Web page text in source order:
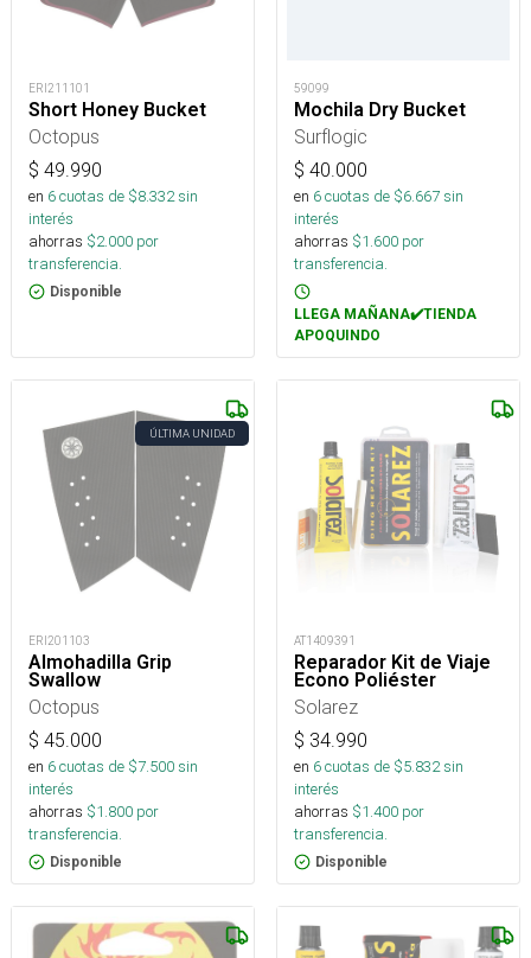
ERI211101
Short Honey Bucket
Octopus
$ 49.990
en 6cuotas de $8.332sin
interés
ahorras $2.000 por
transferencia.
Disponible
59099
Mochila Dry Bucket
Surflogic
$ 40.000
en 6cuotas de $6.667sin
interés
ahorras $1.600 por
transferencia.
LLEGA MAÑANA✔️TIENDA
APOQUINDO
ÚLTIMA UNIDAD
ERI201103
Almohadilla Grip
Swallow
Octopus
$ 45.000
en 6cuotas de $7.500sin
interés
ahorras $1.800 por
transferencia.
Disponible
AT1409391
Reparador Kit de Viaje
Econo Poliéster
Solarez
$ 34.990
en 6cuotas de $5.832sin
interés
ahorras $1.400 por
transferencia.
Disponible